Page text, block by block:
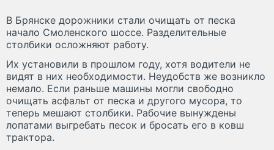
В Брянске дорожники стали очищать от песка
начало Смоленского шоссе. Разделительные
столбики осложняют работу.
Их установили в прошлом году, хотя водители не
видят в них необходимости. Неудобств же возникло
немало. Если раньше машины могли свободно
очищать асфальт от песка и другого мусора, то
теперь мешают столбики. Рабочие вынуждены
лопатами выгребать песок и бросать его в ковш
трактора.